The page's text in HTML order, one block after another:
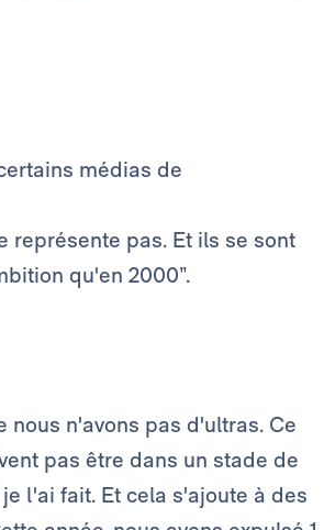
médias de
représente pas. Et ils se sont
qu'en 2000”.
n'avons pas d'ultras. Ce
pas être dans un stade de
l'ai fait. Et cela s'ajoute à des